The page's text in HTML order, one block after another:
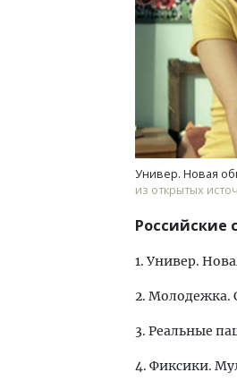
Универ. Новая
из открытых
Российские
1. Универ.
2. Молодежка.
3. Реальные
4. Фиксики.